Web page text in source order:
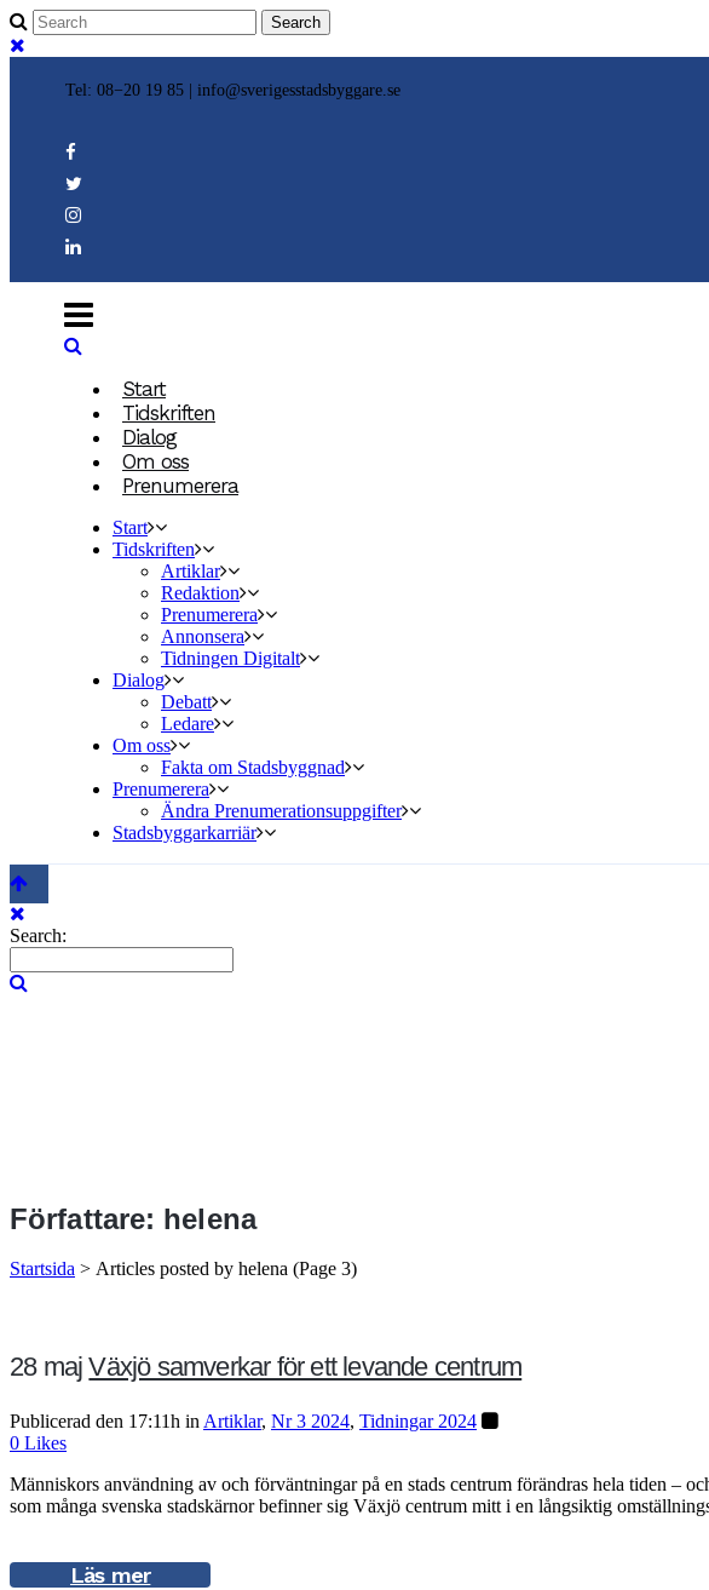
Tel: 08−20 19 85 | info@sverigesstadsbyggare.se
Start
Tidskriften
Dialog
Om oss
Prenumerera
Start
Tidskriften
Artiklar
Redaktion
Prenumerera
Annonsera
Tidningen Digitalt
Dialog
Debatt
Ledare
Om oss
Fakta om Stadsbyggnad
Prenumerera
Ändra Prenumerationsuppgifter
Stadsbyggarkarriär
Search:
Författare: helena
Startsida > Articles posted by helena (Page 3)
28 maj Växjö samverkar för ett levande centrum
Publicerad den 17:11h in Artiklar, Nr 3 2024, Tidningar 2024
0 Likes
Människors användning av och förväntningar på en stads centrum förändras hela tiden –
som många svenska stadskärnor befinner sig Växjö centrum mitt i en långsiktig
Läs mer